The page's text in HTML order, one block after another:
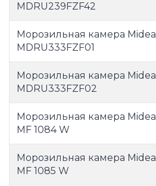
MDRU239FZF42
Морозильная камера Midea
MDRU333FZF01
Морозильная камера Midea
MDRU333FZF02
Морозильная камера Midea
MF 1084 W
Морозильная камера Midea
MF 1085 W